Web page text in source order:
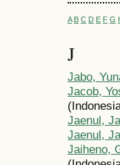
A B C D E F G
J
Jabo,
Jacob,
Jaenul,
Jaenul,
Jaiheno,